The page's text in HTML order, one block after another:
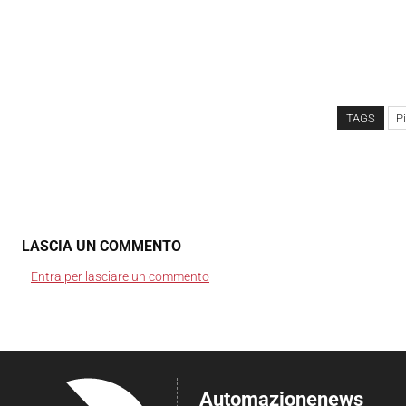
TAGS
LASCIA UN COMMENTO
Entra per lasciare un commento
Automazionenews